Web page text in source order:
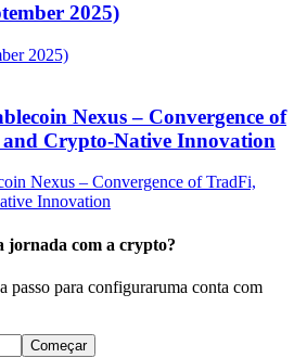
2025)
Nexus – Convergence of
Crypto-Native Innovation
jornada com a crypto?
passo para configuraruma conta com
Começar